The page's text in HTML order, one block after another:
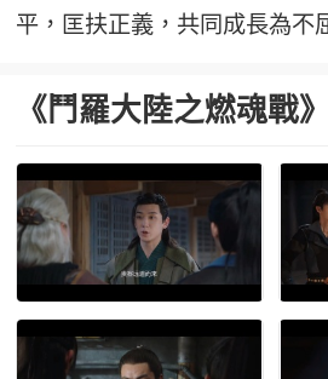
平，匡扶正義，共同成長為不
《鬥羅大陸之燃魂戰